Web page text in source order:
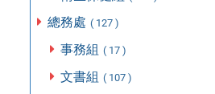
總務處 ( 127 )
事務組 ( 17 )
文書組 ( 107 )